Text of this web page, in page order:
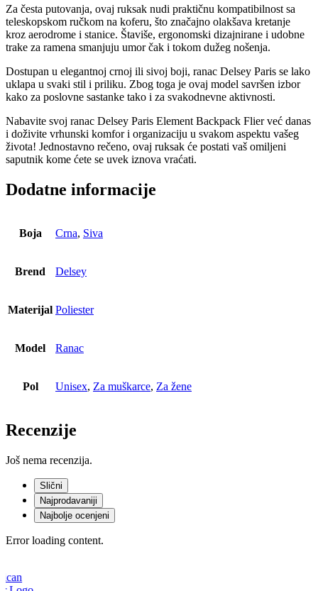
Za česta putovanja, ovaj ruksak nudi praktičnu kompatibilnost sa
teleskopskom ručkom na koferu, što značajno olakšava kretanje
kroz aerodrome i stanice. Štaviše, ergonomski dizajnirane i udobne
trake za ramena smanjuju umor čak i tokom dužeg nošenja.
Dostupan u elegantnoj crnoj ili sivoj boji, ranac Delsey Paris se lako
uklapa u svaki stil i priliku. Zbog toga je ovaj model savršen izbor
kako za poslovne sastanke tako i za svakodnevne aktivnosti.
Nabavite svoj ranac Delsey Paris Element Backpack Flier već danas
i doživite vrhunski komfor i organizaciju u svakom aspektu vašeg
života! Jednostavno rečeno, ovaj ruksak će postati vaš omiljeni
saputnik kome ćete se uvek iznova vraćati.
Dodatne informacije
Boja Crna, Siva
Brend Delsey
Materijal Poliester
Model Ranac
Pol Unisex, Za muškarce, Za žene
Recenzije
Još nema recenzija.
Slični
Najprodavaniji
Najbolje ocenjeni
Error loading content.